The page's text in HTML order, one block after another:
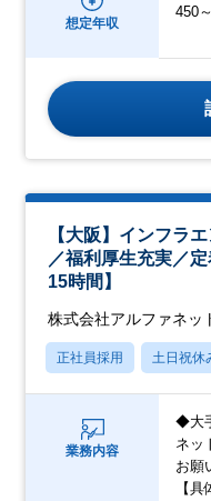
想定年収
450
【大阪】インフラ
／福利厚生充実／
15時間】
株式会社アルファネッ
正社員採用 土日祝休
業務内容
◆大
ネッ
お願
【